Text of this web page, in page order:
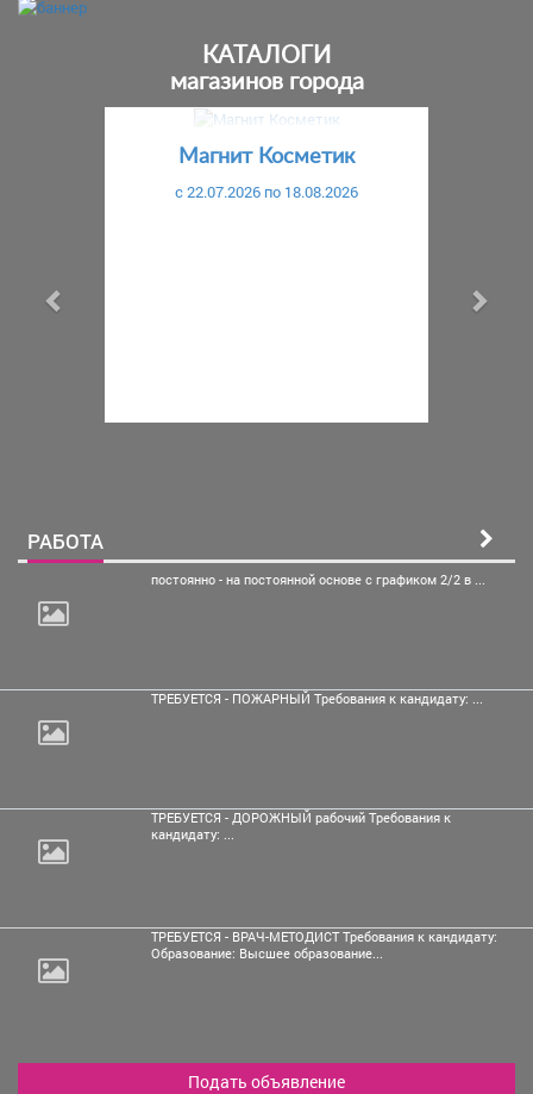
КАТАЛОГИ
магазинов города
Магнит Косметик
c 22.07.2026 по 18.08.2026
РАБОТА
постоянно - на постоянной основе с графиком 2/2 в ...
ТРЕБУЕТСЯ - ПОЖАРНЫЙ Требования к кандидату: ...
ТРЕБУЕТСЯ - ДОРОЖНЫЙ рабочий Требования к
кандидату: ...
ТРЕБУЕТСЯ - ВРАЧ-МЕТОДИСТ Требования к кандидату:
Образование: Высшее образование...
Подать объявление